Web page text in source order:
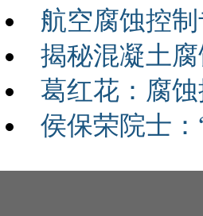
航空腐蚀控
揭秘混凝土
葛红花：腐
侯保荣院士